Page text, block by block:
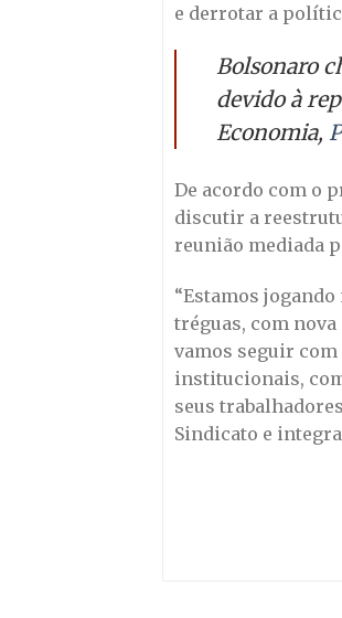
e derrotar a
Bolsonaro
devido à
Economia,
De acordo com o
discutir a
reunião mediada
“Estamos
tréguas, com
vamos seguir
institucionais,
seus
Sindicato e